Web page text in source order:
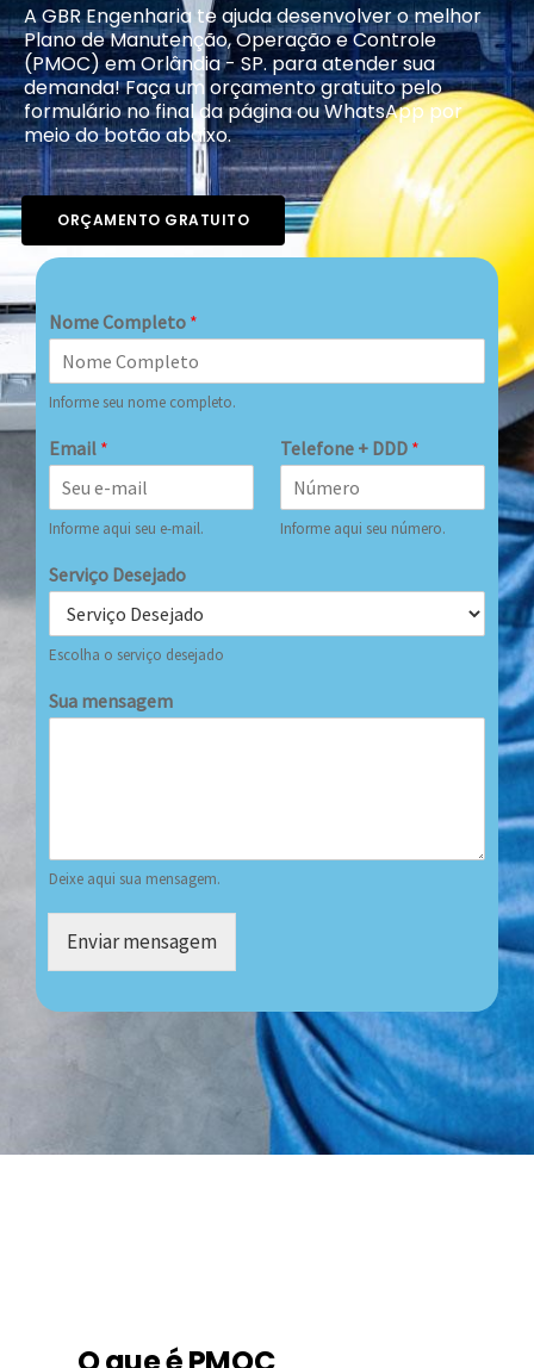
A GBR Engenharia te ajuda desenvolver o melhor
Plano de Manutenção, Operação e Controle
(PMOC) em Orlândia - SP. para atender sua
demanda! Faça um orçamento gratuito pelo
formulário no final da página ou WhatsApp por
meio do botão abaixo.
ORÇAMENTO GRATUITO
Nome Completo *
Informe seu nome completo.
Email *
Informe aqui seu e-mail.
Telefone + DDD *
Informe aqui seu número.
Serviço Desejado
Escolha o serviço desejado
Sua mensagem
Deixe aqui sua mensagem.
Enviar mensagem